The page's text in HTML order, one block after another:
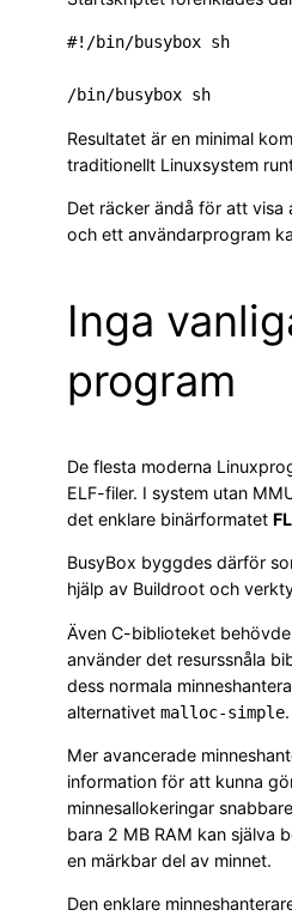
#!/bin/busybox sh
Resultatet är en minimal
traditionellt Linuxsystem
Det räcker ändå för att visa
och ett användarprogram
Inga
program
De flesta moderna
ELF-filer. I system utan
det enklare binärformatet
BusyBox byggdes därför
hjälp av Buildroot och
Även C-biblioteket
använder det resurssnåla
dess normala
alternativet malloc-simple.
Mer avancerade
information för att kunna
minnesallokeringar
bara 2 MB RAM kan själva
en märkbar del av minnet.
Den enklare